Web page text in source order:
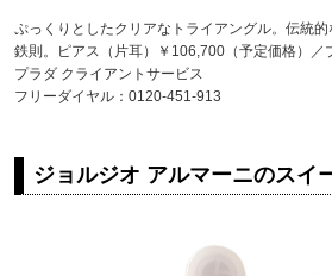
ぷっくりとしたクリアなトライアングル。伝統
鉄則。ピアス（片耳）￥106,700（予定価格）／
プラダ クライアントサービス
フリーダイヤル：0120-451-913
ジョルジオ アルマーニのスイ